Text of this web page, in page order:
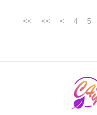
<< << < 4 5